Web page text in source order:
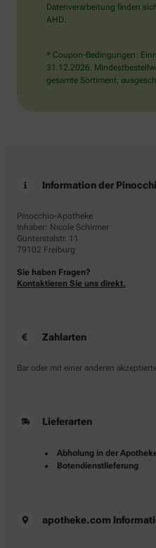
Datenverarbeitung finden
AHD.
* Coupon-Bedingungen:
31.12.2026.
gesamte Sortiment,
Information der
Pinocchio-Apotheke
Inhaber: Nicole Schirmer
Günterstalstr. 11
79102 Freiburg
Sie haben Fragen?
Kontaktieren Sie uns direkt.
Zahlarten
Bar oder mit einer anderen
Lieferarten
Abholung in der
Botendienstlieferung
apotheke.com